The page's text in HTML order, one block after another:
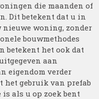
die maanden of
Dit betekent dat u in
woning, zonder
bouwmethodes
betekent het ook dat
aan
eigendom verder
het gebruik van prefab
als u op zoek bent